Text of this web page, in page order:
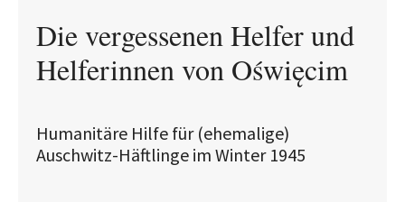
Die vergessenen Helfer und
Helferinnen von Oświęcim
Humanitäre Hilfe für (ehemalige)
Auschwitz-Häftlinge im Winter 1945